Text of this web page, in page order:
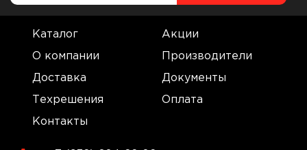
Каталог Акции
О компании Производители
Доставка Документы
Техрешения Оплата
Контакты